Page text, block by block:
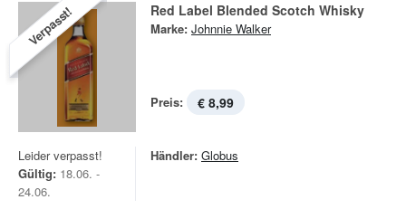
Verpasst! Red Label Blended Scotch Whisky
Marke: Johnnie Walker
Preis: € 8,99
Leider verpasst!
Gültig: 18.06. -
24.06.
Händler: Globus